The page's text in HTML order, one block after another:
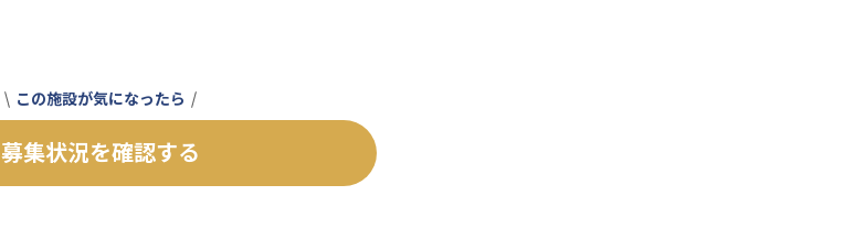
この施設が気になったら
募集状況を確認する